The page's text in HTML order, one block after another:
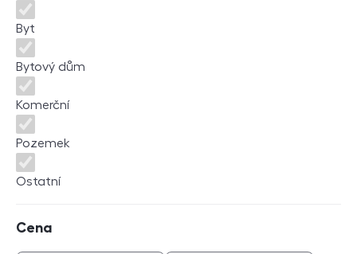
Byt
Bytový dům
Komerční
Pozemek
Ostatní
Cena